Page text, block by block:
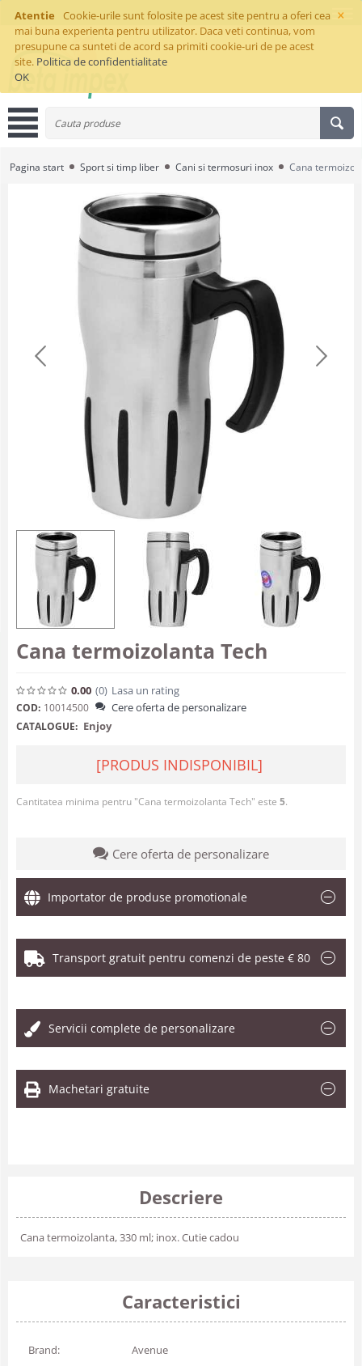
×
Atentie
Cookie-urile sunt folosite pe acest site pentru a oferi cea
mai buna experienta pentru utilizator. Daca veti continua, vom
presupune ca sunteti de acord sa primiti cookie-uri de pe acest
site. Politica de confidentialitate
OK
Pagina start Sport si timp liber Cani si termosuri inox Cana
Cana termoizolanta Tech
0.00 (0) Lasa un rating
COD: 10014500 Cere oferta de personalizare
CATALOGUE: Enjoy
[PRODUS INDISPONIBIL]
Cantitatea minima pentru "Cana termoizolanta Tech" este 5.
Cere oferta de personalizare
Importator de produse promotionale
Transport gratuit pentru comenzi de peste € 80
Servicii complete de personalizare
Machetari gratuite
Descriere
Cana termoizolanta, 330 ml; inox. Cutie cadou
Caracteristici
Brand: Avenue